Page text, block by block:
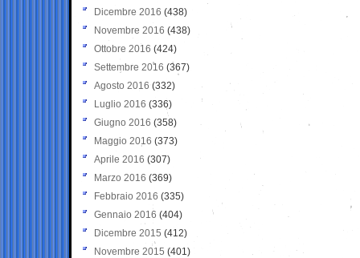
Dicembre 2016 (438)
Novembre 2016 (438)
Ottobre 2016 (424)
Settembre 2016 (367)
Agosto 2016 (332)
Luglio 2016 (336)
Giugno 2016 (358)
Maggio 2016 (373)
Aprile 2016 (307)
Marzo 2016 (369)
Febbraio 2016 (335)
Gennaio 2016 (404)
Dicembre 2015 (412)
Novembre 2015 (401)